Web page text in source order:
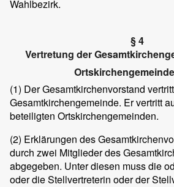
Wahlbezirk.
§ 4
Vertretung der
(1) Der Gesamtkirchenvorstand
Gesamtkirchengemeinde. Er vertritt
beteiligten Ortskirchengemeinden.
(2) Erklärungen des
durch zwei Mitglieder des
abgegeben. Unter diesen muss die
oder die Stellvertreterin oder der